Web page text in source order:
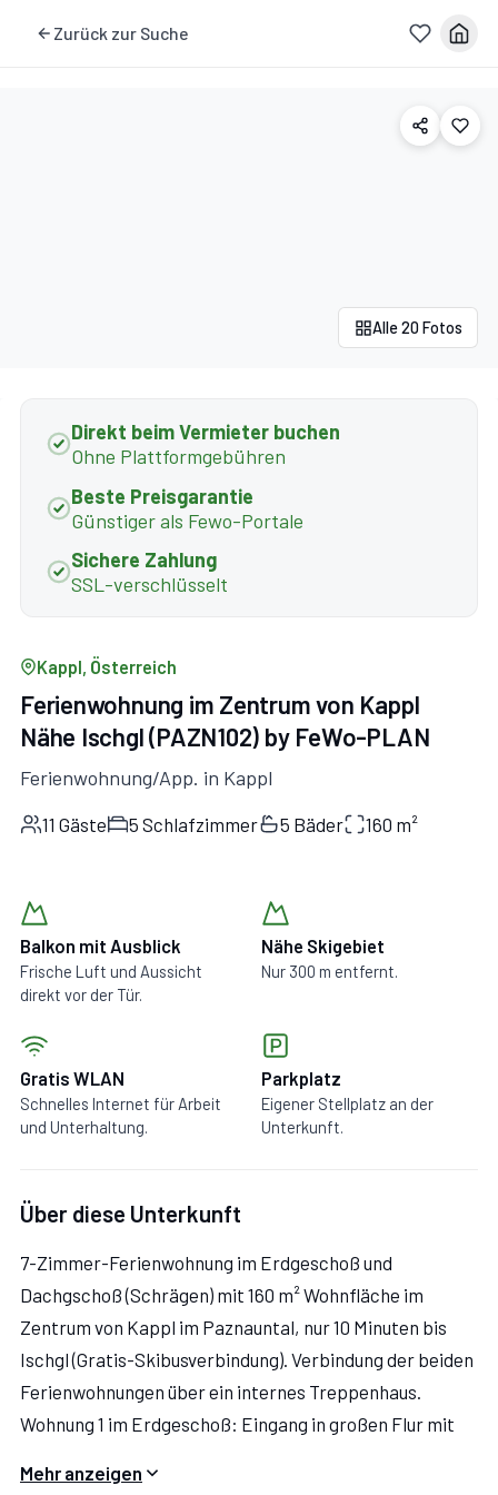
Zurück zur Suche
Alle 20 Fotos
Direkt beim Vermieter buchen
Ohne Plattformgebühren
Beste Preisgarantie
Günstiger als Fewo-Portale
Sichere Zahlung
SSL-verschlüsselt
Kappl, Österreich
Ferienwohnung im Zentrum von Kappl
Nähe Ischgl (PAZN102) by FeWo-PLAN
Ferienwohnung/App. in Kappl
11 Gäste 5 Schlafzimmer 5 Bäder 160 m²
Balkon mit Ausblick
Frische Luft und Aussicht
direkt vor der Tür.
Nähe Skigebiet
Nur 300 m entfernt.
Gratis WLAN
Schnelles Internet für Arbeit
und Unterhaltung.
Parkplatz
Eigener Stellplatz an der
Unterkunft.
Über diese Unterkunft
7-Zimmer-Ferienwohnung im Erdgeschoß und
Dachgschoß (Schrägen) mit 160 m² Wohnfläche im
Zentrum von Kappl im Paznauntal, nur 10 Minuten bis
Ischgl (Gratis-Skibusverbindung). Verbindung der beiden
Ferienwohnungen über ein internes Treppenhaus.
Wohnung 1 im Erdgeschoß: Eingang in großen Flur mit
Mikrowelle, Geschirrspüler, 2x Kaffeemaschine,
Mehr anzeigen